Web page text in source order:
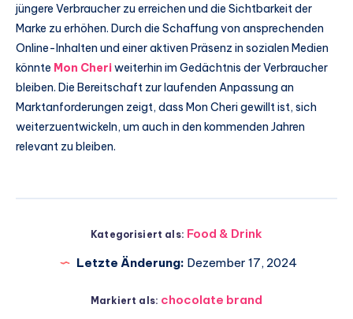
jüngere Verbraucher zu erreichen und die Sichtbarkeit der
Marke zu erhöhen. Durch die Schaffung von ansprechenden
Online-Inhalten und einer aktiven Präsenz in sozialen Medien
könnte Mon Cheriweiterhin im Gedächtnis der Verbraucher
bleiben. Die Bereitschaft zur laufenden Anpassung an
Marktanforderungen zeigt, dass Mon Cheri gewillt ist, sich
weiterzuentwickeln, um auch in den kommenden Jahren
relevant zu bleiben.
Kategorisiert als: Food & Drink
Letzte Änderung: Dezember 17, 2024
Markiert als: chocolate brand